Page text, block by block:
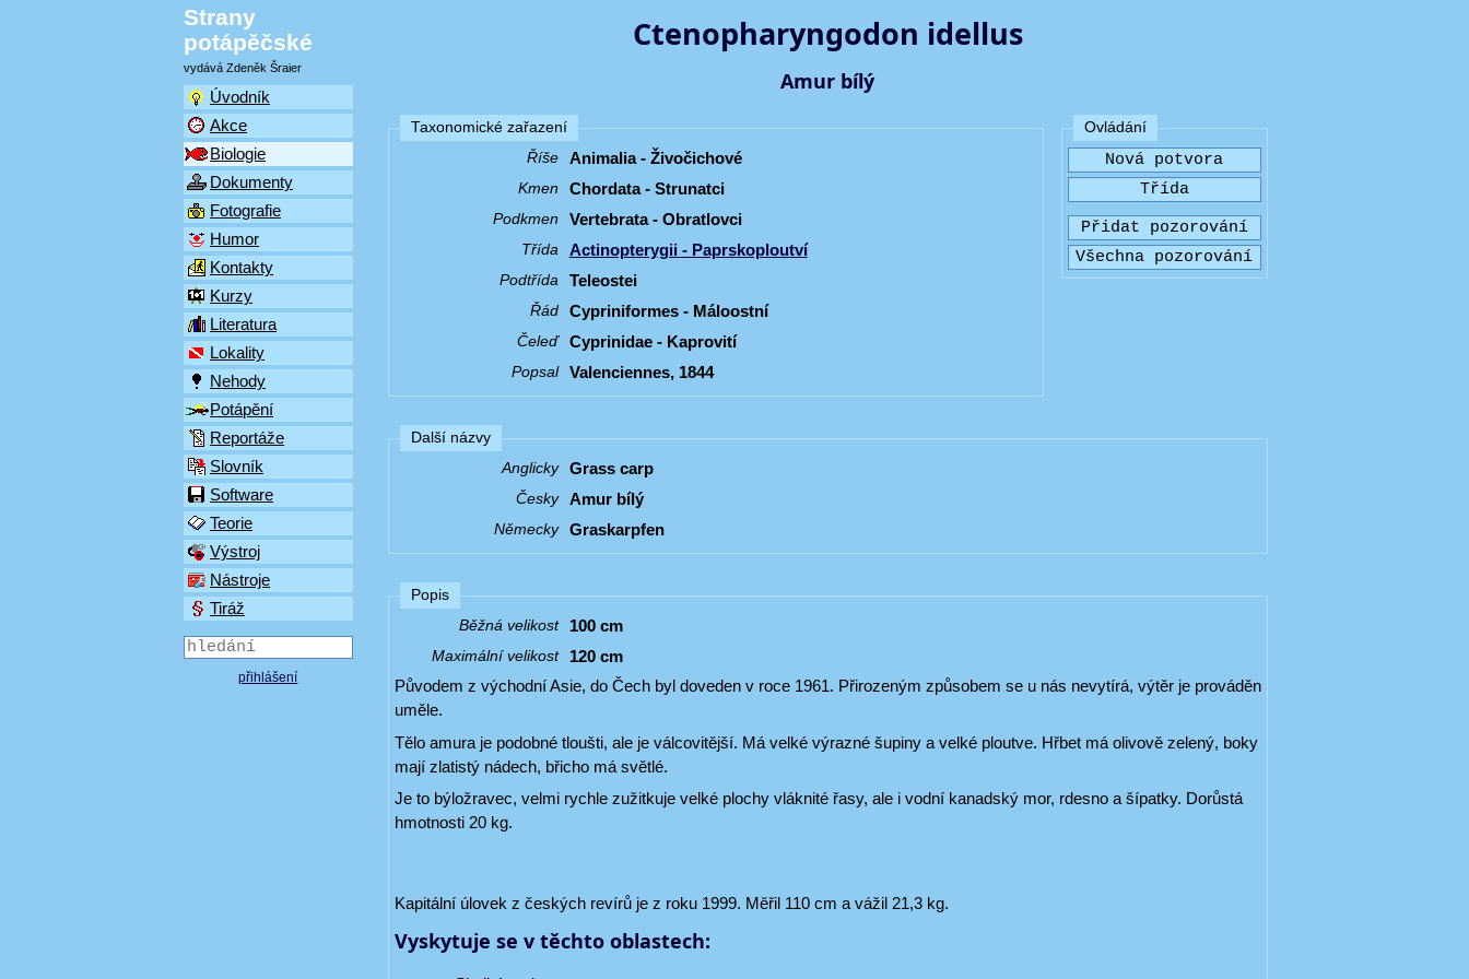
Strany
potápěčské
vydává Zdeněk Šraier
Úvodník
Akce
Biologie
Dokumenty
Fotografie
Humor
Kontakty
Kurzy
Literatura
Lokality
Nehody
Potápění
Reportáže
Slovník
Software
Teorie
Výstroj
Nástroje
Tiráž
přihlášení
Ctenopharyngodon idellus
Amur bílý
Ovládání
Taxonomické zařazení
Říše
Animalia - Živočichové
Kmen Chordata - Strunatci
Podkmen Vertebrata - Obratlovci
Třída Actinopterygii - Paprskoploutví
Podtřída Teleostei
Řád Cypriniformes - Máloostní
Čeleď Cyprinidae - Kaprovití
Popsal Valenciennes, 1844
Další názvy
Anglicky
Grass carp
Česky Amur bílý
Německy Graskarpfen
Popis
Běžná velikost
100 cm
Maximální velikost
120 cm
Původem z východní Asie, do Čech byl doveden v roce 1961. Přirozeným způsobem se u nás nevytírá, výtěr je prováděn
uměle.
Tělo amura je podobné tloušti, ale je válcovitější. Má velké výrazné šupiny a velké ploutve. Hřbet má olivově zelený, boky
mají zlatistý nádech, břicho má světlé.
Je to býložravec, velmi rychle zužitkuje velké plochy vláknité řasy, ale i vodní kanadský mor, rdesno a šípatky. Dorůstá
hmotnosti 20 kg.
Kapitální úlovek z českých revírů je z roku 1999. Měřil 110 cm a vážil 21,3 kg.
Vyskytuje se v těchto oblastech: